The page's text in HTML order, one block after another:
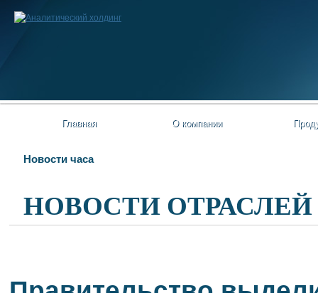
Главная О компании
Новости часа
НОВОСТИ ОТРАСЛЕЙ